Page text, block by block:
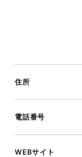
住所
電話番号
WEBサイト